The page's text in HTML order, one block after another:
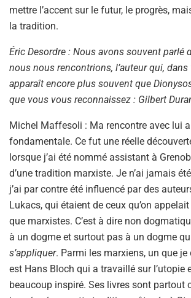
mettre l’accent sur le futur, le progrès,
la tradition.
Éric Desordre : Nous avons souvent parlé
nous nous rencontrions, l’auteur qui, dans
apparaît encore plus souvent que
que vous vous reconnaissez : Gilbert
Michel Maffesoli : Ma rencontre avec lui
fondamentale. Ce fut une réelle
lorsque j’ai été nommé assistant à
d’une tradition marxiste. Je n’ai jamais
j’ai par contre été influencé par des
Lukacs, qui étaient de ceux qu’on
que marxistes. C’est à dire non
à un dogme et surtout pas à un dogme
s’appliquer. Parmi les marxiens, un que
est Hans Bloch qui a travaillé sur l’utopie
beaucoup inspiré. Ses livres sont partout